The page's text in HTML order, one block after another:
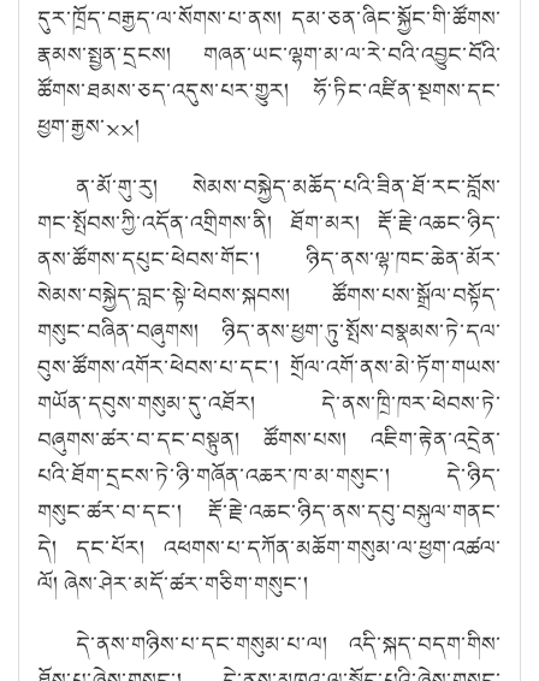
དུར་ཁྲོད་བརྒྱད་ལ་སོགས་པ་ནས། དམ་ཅན་ཞིང་སྐྱོང་གི་ཚོགས་
རྣམས་སྤྱན་དྲངས། གཞན་ཡང་ལྷག་མ་ལ་རེ་བའི་འབྱུང་བོའི་
ཚོགས་ཐམས་ཅད་འདུས་པར་གྱུར། ཧོ་ཏིང་འཛིན་སྔགས་དང་
ཕྱག་རྒྱས་྾྾།
ན་མོ་གུ་རུ། སེམས་བསྐྱེད་མཆོད་པའི་ཟིན་ཐོ་རང་བློས་
གང་སྤོབས་ཀྱི་འདོན་འགྲིགས་ནི། ཐོག་མར། རྡོ་རྗེ་འཆང་ཉིད་
ནས་ཚོགས་དཔུང་ཕེབས་གོང་། ཉིད་ནས་ལྷ་ཁང་ཆེན་མོར་
སེམས་བསྐྱེད་བླང་སྟེ་ཕེབས་སྐབས། ཚོགས་པས་སྒྲོལ་བསྟོད་
གསུང་བཞིན་བཞུགས། ཉིད་ནས་ཕྱག་ཏུ་སྤོས་བསྣམས་ཏེ་དལ་
བུས་ཚོགས་འགོར་ཕེབས་པ་དང་། གྲོལ་འགོ་ནས་མེ་ཏོག་གཡས་
གཡོན་དབུས་གསུམ་དུ་འཐོར། དེ་ནས་ཁྲི་ཁར་ཕེབས་ཏེ་
བཞུགས་ཚར་བ་དང་བསྟུན། ཚོགས་པས། འཇིག་རྟེན་འདྲེན་
པའི་ཐོག་དྲངས་ཏེ་ཉི་གཞོན་འཆར་ཁ་མ་གསུང་། དེ་ཉིད་
གསུང་ཚར་བ་དང་། རྡོ་རྗེ་འཆང་ཉིད་ནས་དབུ་བསྐུལ་གནང་
དེ། དང་པོར། འཕགས་པ་དཀོན་མཆོག་གསུམ་ལ་ཕྱག་འཚལ་
ལོ། ཞེས་ཤེར་མདོ་ཚར་གཅིག་གསུང་།
དེ་ནས་གཉིས་པ་དང་གསུམ་པ་ལ། འདི་སྐད་བདག་གིས་